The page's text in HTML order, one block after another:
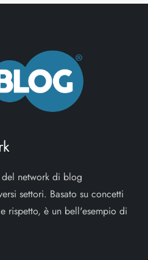
network di blog
settori. Basato su concetti
rispetto, è un bell'esempio di